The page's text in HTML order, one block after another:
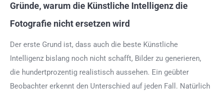
Gründe, warum die Künstliche Intelligenz die
Fotografie nicht ersetzen wird
Der erste Grund ist, dass auch die beste Künstliche
Intelligenz bislang noch nicht schafft, Bilder zu generieren,
die hundertprozentig realistisch aussehen. Ein geübter
Beobachter erkennt den Unterschied auf jeden Fall. Natürlich